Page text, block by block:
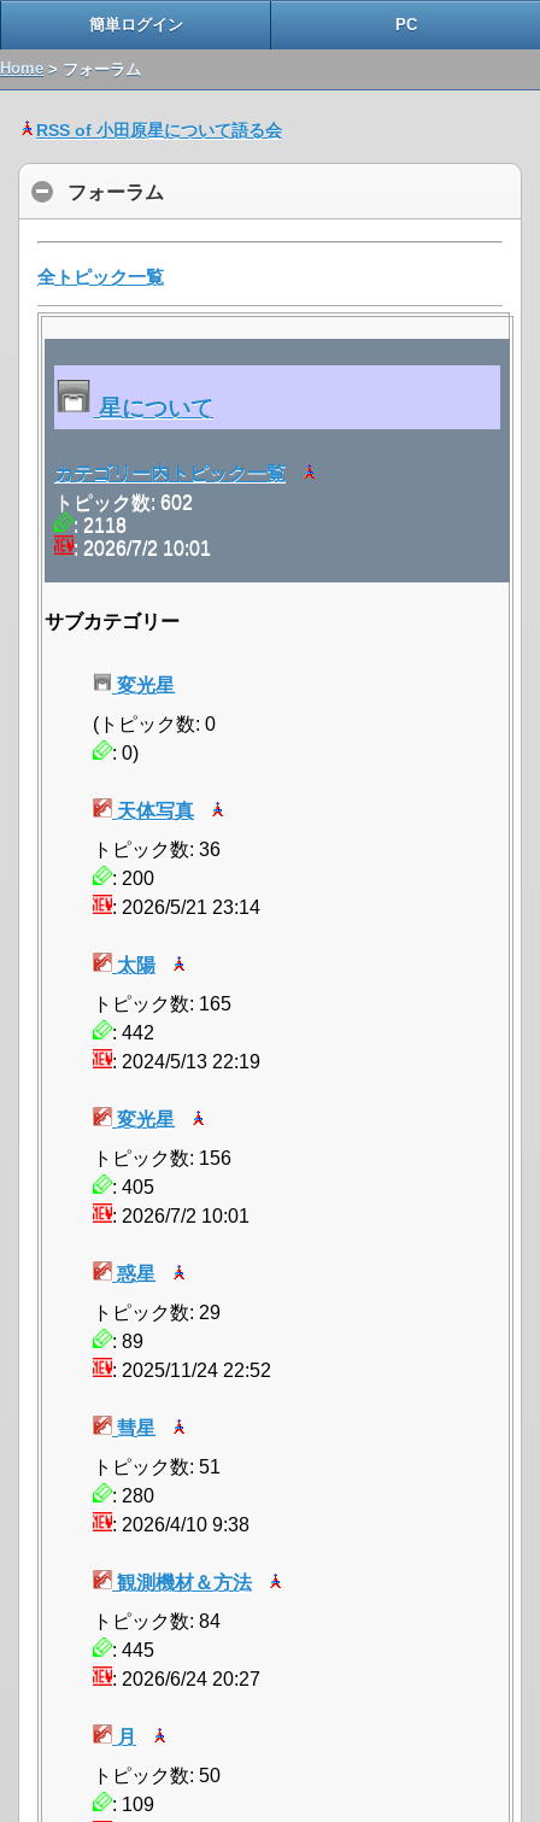
簡単ログイン PC
Home > フォーラム
RSS of 小田原星について語る会
フォーラム
全トピック一覧
星について
カテゴリー内トピック一覧
トピック数: 602
: 2118
: 2026/7/2 10:01
サブカテゴリー
変光星
(トピック数: 0
: 0)
天体写真
トピック数: 36
: 200
: 2026/5/21 23:14
太陽
トピック数: 165
: 442
: 2024/5/13 22:19
変光星
トピック数: 156
: 405
: 2026/7/2 10:01
惑星
トピック数: 29
: 89
: 2025/11/24 22:52
彗星
トピック数: 51
: 280
: 2026/4/10 9:38
観測機材＆方法
トピック数: 84
: 445
: 2026/6/24 20:27
月
トピック数: 50
: 109